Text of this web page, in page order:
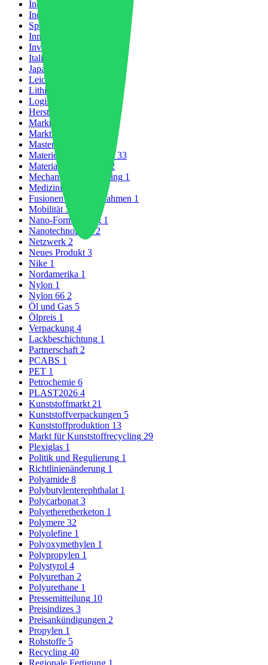
Industrielles Wachstum
Industriepolitik
Spritzguss
Innovation
Investitionen
Italien
Japan
Leichtbau
Lithiumbatterie
Logistik
Herstellung
Marktprognose
Markttrends
Masterbatch
Materielle Nachrichten
33
Materialwissenschaft
2
Mechanisches Recycling 1
Medizinisch
Fusionen und Übernahmen 1
Mobilität 3
Nano-Formgebung 1
Nanotechnologie
2
Netzwerk 2
Neues Produkt 3
Nike 1
Nordamerika 1
Nylon 1
Nylon 66 2
Öl und Gas 5
Ölpreis 1
Verpackung 4
Lackbeschichtung 1
Partnerschaft 2
PCABS 1
PET 1
Petrochemie 6
PLAST2026 4
Kunststoffmarkt 21
Kunststoffverpackungen 5
Kunststoffproduktion 13
Markt für Kunststoffrecycling 29
Plexiglas 1
Politik und Regulierung 1
Richtlinienänderung 1
Polyamide 8
Polybutylenterephthalat 1
Polycarbonat 3
Polyetheretherketon 1
Polymere 32
Polyolefine 1
Polyoxymethylen 1
Polypropylen 1
Polystyrol 4
Polyurethan 2
Polyurethane 1
Pressemitteilung 10
Preisindizes 3
Preisankündigungen 2
Propylen 1
Rohstoffe 5
Recycling 40